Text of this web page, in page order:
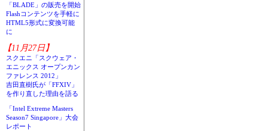
「BLADE」の販売を開始
Flashコンテンツを手軽に
HTML5形式に変換可能
に
【11月27日】
スクエニ「スクウェア・
エニックス オープンカン
ファレンス 2012」
吉田直樹氏が「FFXIV」
を作り直した理由を語る
「Intel Extreme Masters
Season7 Singapore」大会
レポート